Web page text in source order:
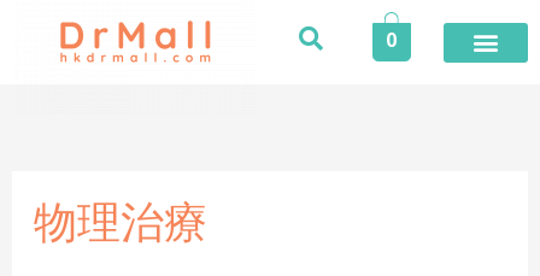
0
物理治療